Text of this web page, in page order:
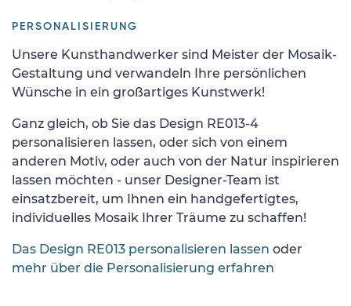
PERSONALISIERUNG
Unsere Kunsthandwerker sind Meister der Mosaik-
Gestaltung und verwandeln Ihre persönlichen
Wünsche in ein großartiges Kunstwerk!
Ganz gleich, ob Sie das Design RE013-4
personalisieren lassen, oder sich von einem
anderen Motiv, oder auch von der Natur inspirieren
lassen möchten - unser Designer-Team ist
einsatzbereit, um Ihnen ein handgefertigtes,
individuelles Mosaik Ihrer Träume zu schaffen!
Das Design RE013 personalisieren lassen oder
mehr über die Personalisierung erfahren